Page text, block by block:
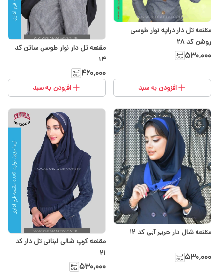
مقنعه تل دار دراپه نوار طوسی
روشن کد 28
۵۳۰٬۰۰۰
افزودن به سبد
مقنعه تل دار نوار طوسی ساتن کد
۱۴
۴۶۰٬۰۰۰
افزودن به سبد
مقنعه شال دار حریر آبی کد 12
۵۳۰٬۰۰۰
مقنعه کرپ شالی لبنانی تل دار کد
۲۱
۵۳۰٬۰۰۰